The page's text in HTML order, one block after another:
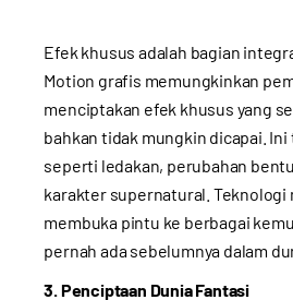
Efek khusus adalah bagian
Motion grafis memungkinkan
menciptakan efek khusus yang
bahkan tidak mungkin dicapai.
seperti ledakan, perubahan
karakter supernatural.
membuka pintu ke berbagai
pernah ada sebelumnya dalam
3. Penciptaan Dunia Fantasi